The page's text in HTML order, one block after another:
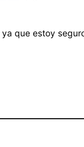
ya que estoy